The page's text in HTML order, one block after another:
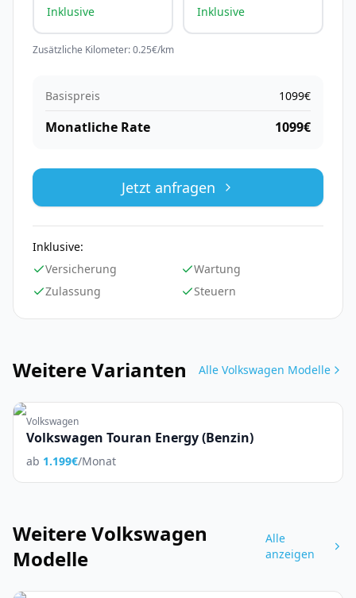
Inklusive Inklusive
Zusätzliche Kilometer:0.25€/km
Basispreis 1099€
Monatliche Rate 1099€
Jetzt anfragen
Inklusive:
Versicherung
Wartung
Zulassung
Steuern
Weitere Varianten Alle Volkswagen Modelle
Volkswagen
Volkswagen Touran Energy (Benzin)
ab 1.199€/Monat
WeitereVolkswagen
Modelle
Alle
anzeigen